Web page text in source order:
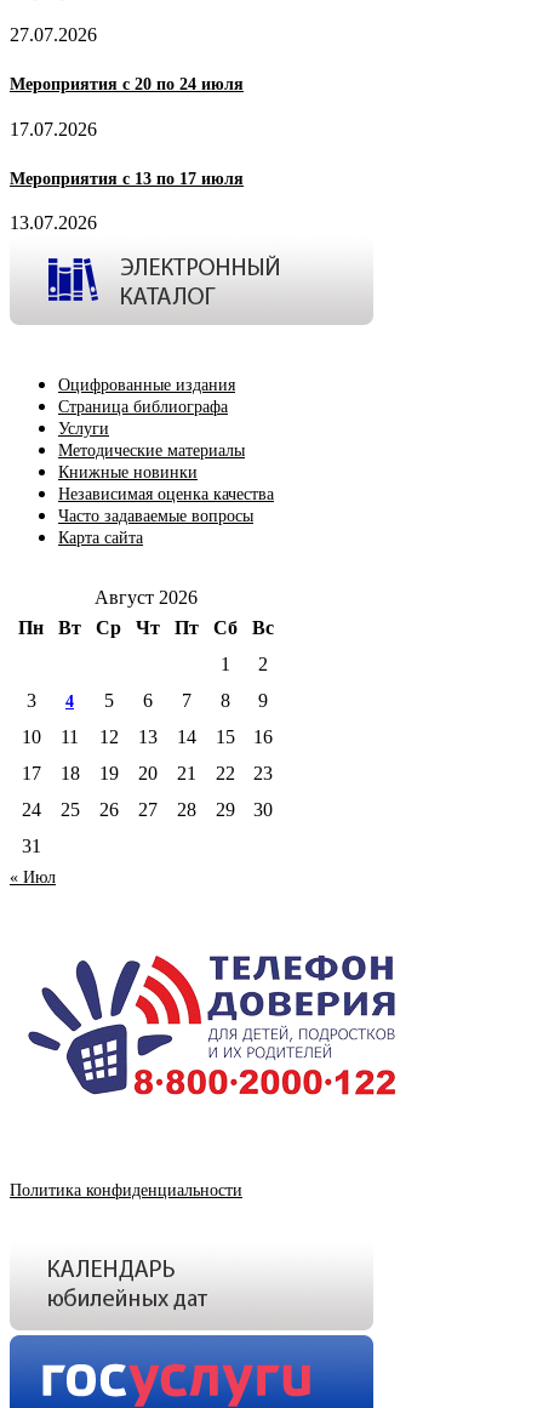
27.07.2026
Мероприятия с 20 по 24 июля
17.07.2026
Мероприятия с 13 по 17 июля
13.07.2026
Оцифрованные издания
Страница библиографа
Услуги
Методические материалы
Книжные новинки
Независимая оценка качества
Часто задаваемые вопросы
Карта сайта
Август 2026
Пн
Вт Ср Чт Пт Сб
Вс
1
2
3
4 5 6 7 8
9
10
11 12 13 14 15
16
17
18 19 20 21 22
23
24
25 26 27 28 29
30
31
« Июл
Политика конфиденциальности